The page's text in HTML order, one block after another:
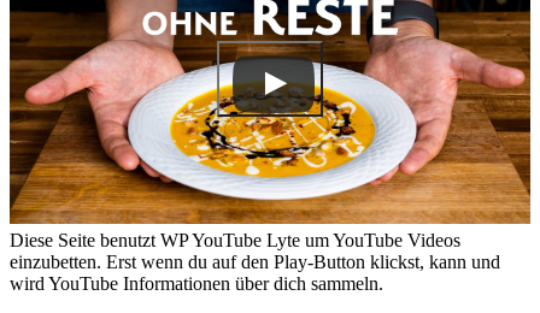
Diese Seite benutzt WP YouTube Lyte um YouTube Videos
einzubetten. Erst wenn du auf den Play-Button klickst, kann und
wird YouTube Informationen über dich sammeln.